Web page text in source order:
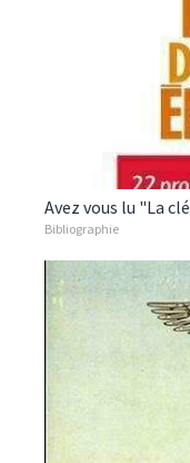
Avez vous lu "La
Bibliographie